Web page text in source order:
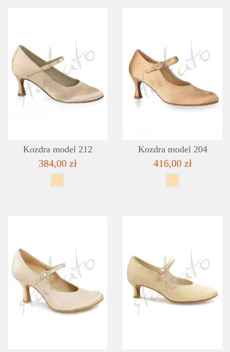
ADD TO WISHLIST
DETAILS
Kozdra model 212
384,00 zł
Kozdra model 204
416,00 zł
DETAILS